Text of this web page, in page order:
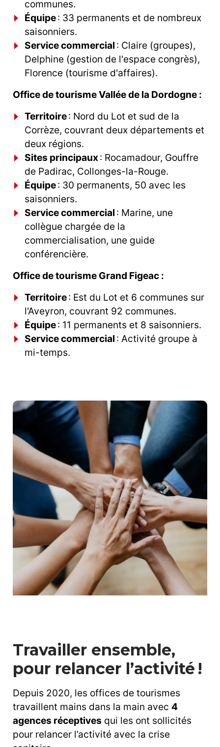
communes.
Équipe: 33 permanents et de nombreux
saisonniers.
Service commercial : Claire (groupes),
Delphine (gestion de l'espace congrès),
Florence (tourisme d'affaires).
Office de tourisme Vallée de la Dordogne :
Territoire: Nord du Lot et sud de la
Corrèze, couvrant deux départements et
deux régions.
Sites principaux: Rocamadour, Gouffre
de Padirac, Collonges-la-Rouge.
Équipe: 30 permanents, 50 avec les
saisonniers.
Service commercial : Marine, une
collègue chargée de la
commercialisation, une guide
conférencière.
Office de tourisme Grand Figeac :
Territoire: Est du Lot et 6 communes sur
l'Aveyron, couvrant 92 communes.
Équipe: 11 permanents et 8 saisonniers.
Service commercial : Activité groupe à
mi-temps.
Travailler ensemble,
pour relancer l’activité !
Depuis 2020, les offices de tourismes
travaillent mains dans la main avec 4
agences réceptives qui les ont sollicités
pour relancer l’activité avec la crise